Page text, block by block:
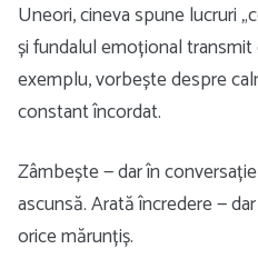
Uneori, cineva spune lucruri
și fundalul emoțional
exemplu, vorbește despre
constant încordat.
Zâmbește — dar în
ascunsă. Arată încredere —
orice mărunțiș.